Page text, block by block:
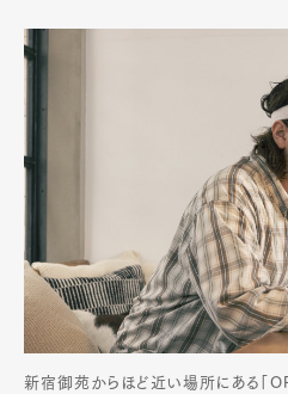
新宿御苑からほど近い場所にある「